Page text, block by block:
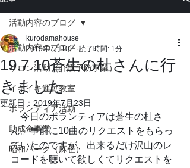
活動内容のブログ
サロン活動（介護予防事業）
イキイキ運動教室
ボランティア活動
助成金事業
昭和パーク（麻雀）
活動内容のブログ
19.7.10蒼生の杜さんに行
きました
kurodamahouse
2019年7月10日 読了時間: 1分
更新日： 2019年7月23日
今日のボランティアは蒼生の杜さ
ん。事前に10曲のリクエストをもらっ
ていたのですが、出来るだけ沢山のレ
コードを聴いて欲しくてリクエストを